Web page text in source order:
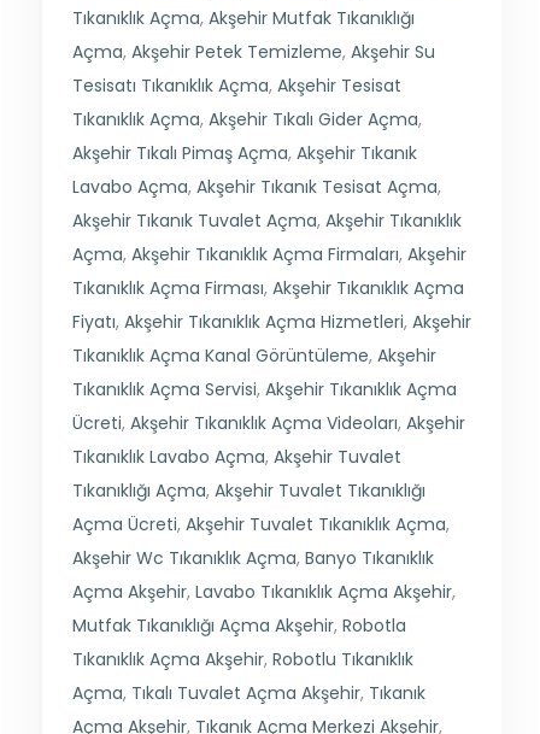
Tıkanıklık Açma, Akşehir Mutfak Tıkanıklığı
Açma, Akşehir Petek Temizleme, Akşehir Su
Tesisatı Tıkanıklık Açma, Akşehir Tesisat
Tıkanıklık Açma, Akşehir Tıkalı Gider Açma,
Akşehir Tıkalı Pimaş Açma, Akşehir Tıkanık
Lavabo Açma, Akşehir Tıkanık Tesisat Açma,
Akşehir Tıkanık Tuvalet Açma, Akşehir Tıkanıklık
Açma, Akşehir Tıkanıklık Açma Firmaları, Akşehir
Tıkanıklık Açma Firması, Akşehir Tıkanıklık Açma
Fiyatı, Akşehir Tıkanıklık Açma Hizmetleri, Akşehir
Tıkanıklık Açma Kanal Görüntüleme, Akşehir
Tıkanıklık Açma Servisi, Akşehir Tıkanıklık Açma
Ücreti, Akşehir Tıkanıklık Açma Videoları, Akşehir
Tıkanıklık Lavabo Açma, Akşehir Tuvalet
Tıkanıklığı Açma, Akşehir Tuvalet Tıkanıklığı
Açma Ücreti, Akşehir Tuvalet Tıkanıklık Açma,
Akşehir Wc Tıkanıklık Açma, Banyo Tıkanıklık
Açma Akşehir, Lavabo Tıkanıklık Açma Akşehir,
Mutfak Tıkanıklığı Açma Akşehir, Robotla
Tıkanıklık Açma Akşehir, Robotlu Tıkanıklık
Açma, Tıkalı Tuvalet Açma Akşehir, Tıkanık
Açma Akşehir, Tıkanık Açma Merkezi Akşehir,